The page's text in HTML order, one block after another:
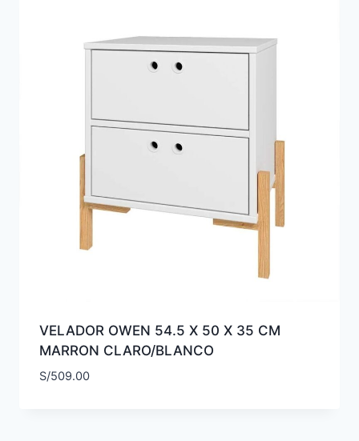
VELADOR OWEN 54.5 X 50 X 35 CM
MARRON CLARO/BLANCO
S/509.00